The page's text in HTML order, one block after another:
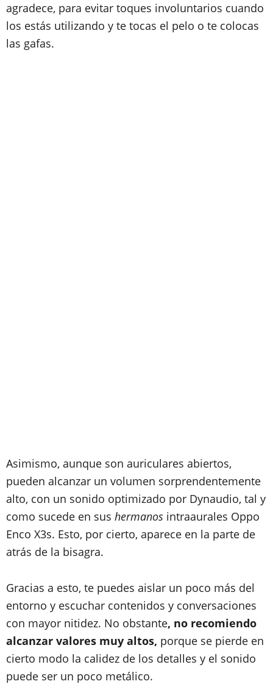
agradece, para evitar toques involuntarios cuando
los estás utilizando y te tocas el pelo o te colocas
las gafas.
Asimismo, aunque son auriculares abiertos,
pueden alcanzar un volumen sorprendentemente
alto, con un sonido optimizado por Dynaudio, tal y
como sucede en sus hermanos intraaurales Oppo
Enco X3s. Esto, por cierto, aparece en la parte de
atrás de la bisagra.
Gracias a esto, te puedes aislar un poco más del
entorno y escuchar contenidos y conversaciones
con mayor nitidez. No obstante, no recomiendo
alcanzar valores muy altos, porque se pierde en
cierto modo la calidez de los detalles y el sonido
puede ser un poco metálico.